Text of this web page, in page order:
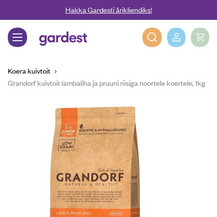
Liigu edasi põhisisu juurdeHakka Gardesti ärikliendiks!
Gardest
Koera kuivtoit
Grandorf kuivtoit lambaliha ja pruuni riisiga noortele koertele, 1kg